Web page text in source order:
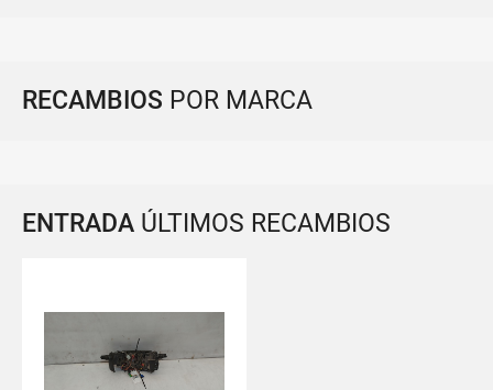
RECAMBIOS POR MARCA
ENTRADA ÚLTIMOS RECAMBIOS